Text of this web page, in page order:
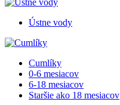
Ústne vody
Cumlíky
0-6 mesiacov
6-18 mesiacov
Staršie ako 18 mesiacov